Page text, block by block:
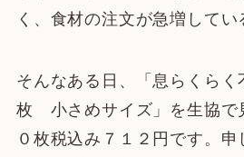
く、食材の注文が急増してい
そんなある日、「息らくらく
枚 小さめサイズ」を生協で
０枚税込み７１２円です。申